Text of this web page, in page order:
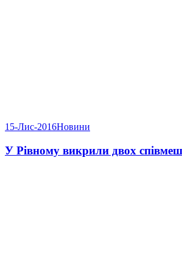
15-Лис-2016Новини
У Рівному викрили двох